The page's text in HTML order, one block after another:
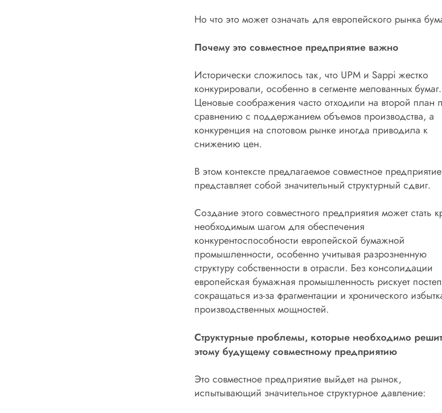
Но что это может означать для европейского рынка
Почему это совместное предприятие важно
Исторически сложилось так, что UPM и Sappi жестко
конкурировали, особенно в сегменте мелованных бумаг.
Ценовые соображения часто отходили на второй план
сравнению с поддержанием объемов производства, а
конкуренция на спотовом рынке иногда приводила к
снижению цен.
В этом контексте предлагаемое совместное предприятие
представляет собой значительный структурный сдвиг.
Создание этого совместного предприятия может стать
необходимым шагом для обеспечения
конкурентоспособности европейской бумажной
промышленности, особенно учитывая разрозненную
структуру собственности в отрасли. Без консолидации
европейская бумажная промышленность рискует
сокращаться из-за фрагментации и хронического
производственных мощностей.
Структурные проблемы, которые необходимо
этому будущему совместному предприятию
Это совместное предприятие выйдет на рынок,
испытывающий значительное структурное давление: